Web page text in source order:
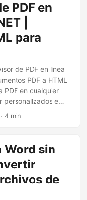
PDF en
|
para
de PDF en línea
PDF a HTML
PDF en cualquier
personalizados e
en tu propia
4 min
Word sin
de